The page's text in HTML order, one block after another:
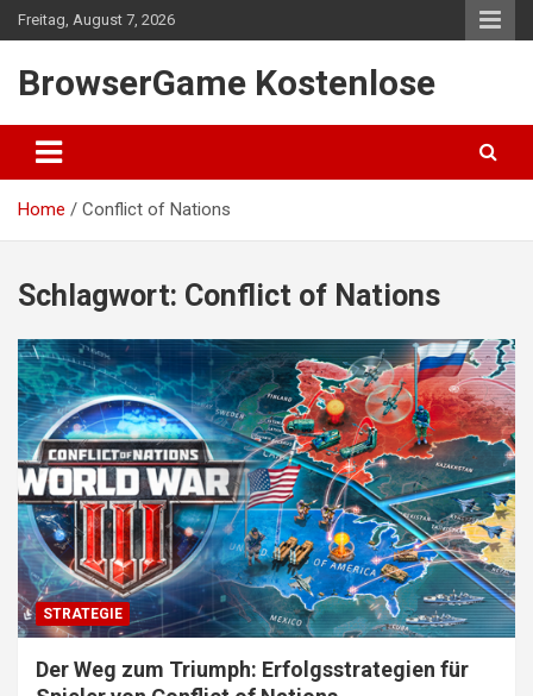
Skip
to
Freitag, August 7, 2026
BrowserGame Kostenlose
Home Conflict of Nations
Schlagwort: Conflict of Nations
STRATEGIE
Der Weg zum Triumph: Erfolgsstrategien für